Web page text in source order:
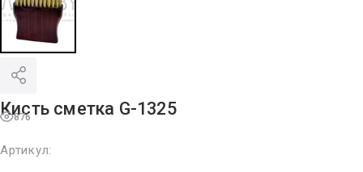
876
Кисть сметка G-1325
Артикул: